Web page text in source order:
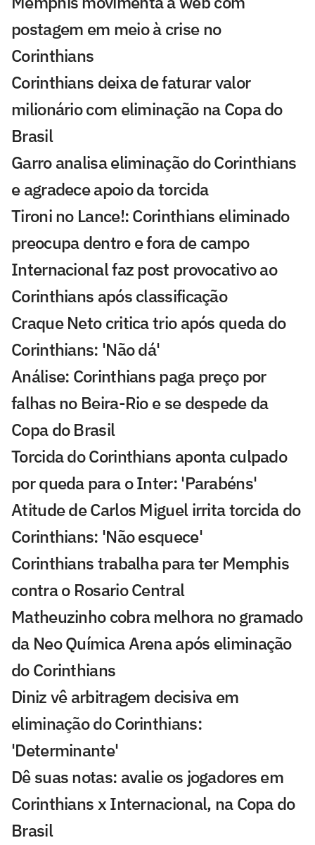
postagem em meio à crise no
Corinthians
Corinthians deixa de faturar valor
milionário com eliminação na Copa do
Brasil
Garro analisa eliminação do Corinthians
e agradece apoio da torcida
Tironi no Lance!: Corinthians eliminado
preocupa dentro e fora de campo
Internacional faz post provocativo ao
Corinthians após classificação
Craque Neto critica trio após queda do
Corinthians: 'Não dá'
Análise: Corinthians paga preço por
falhas no Beira-Rio e se despede da
Copa do Brasil
Torcida do Corinthians aponta culpado
por queda para o Inter: 'Parabéns'
Atitude de Carlos Miguel irrita torcida do
Corinthians: 'Não esquece'
Corinthians trabalha para ter Memphis
contra o Rosario Central
Matheuzinho cobra melhora no gramado
da Neo Química Arena após eliminação
do Corinthians
Diniz vê arbitragem decisiva em
eliminação do Corinthians:
'Determinante'
Dê suas notas: avalie os jogadores em
Corinthians x Internacional, na Copa do
Brasil